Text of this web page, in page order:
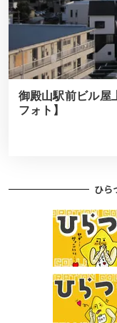
御殿山駅前ビル屋
フォト】
ひら